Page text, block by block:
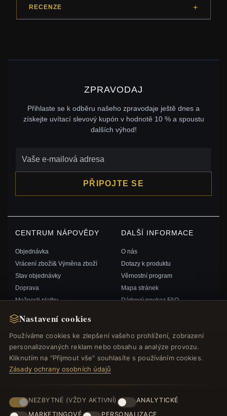
Nastavení cookies
Používáme cookies ke zlepšení vašeho prohlížení, zobrazení
personalizovaných reklam nebo obsahu a analýze provozu.
Kliknutím na "Přijmout vše" souhlasíte s používáním cookies.
Zásady ochrany osobních údajů
NEZBYTNÉ (VŽDY AKTIVNÍ)
ANALYTICKÉ
MARKETINGOVÉ
PERSONALIZACE
RECENZE
ZPRAVODAJ
Přihlaste se k odběru našeho zpravodaje ještě dnes a
získejte uvítací slevový kupón v hodnotě 10 % a spoustu
dalších výhod!
PŘIPOJTE SE
CENTRUM NÁPOVĚDY
Objednávka
Vrácení zboží& Výměna zboží
Stav objednávky
Doprava
Možnosti platby
Kontaktujte nás
DALŠÍ INFORMACE
O nás
Dotazy k produktu
Věrnostní program
Mapa stránek
Dárkový poukaz FAQ
RYCHLÉ ODKAZY
Nové produkty
Speciální nabídky
Blog
Recenze
SLEDUJTE NÁS